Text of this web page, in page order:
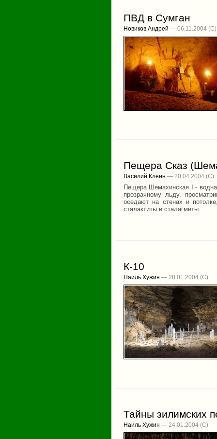
ПВД в Сумган
Новиков Андрей — 06.11.2004
Пещера Сказ
Василий Клеин — 20.04.2004
Пещера Шемахинская I -
прозрачному льду,
оседают на стенах и
сталактиты и сталагмиты.
К-10
Наиль Хужин — 28.01.2004
Тайны зилимских
Наиль Хужин — 24.01.2004